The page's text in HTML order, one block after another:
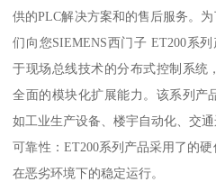
供的PLC解决方案和的售后服务。
们向您SIEMENS西门子 ET200系
于现场总线技术的分布式控制系统
全面的模块化扩展能力。该系列产
如工业生产设备、楼宇自动化、交
可靠性：ET200系列产品采用了的
在恶劣环境下的稳定运行。